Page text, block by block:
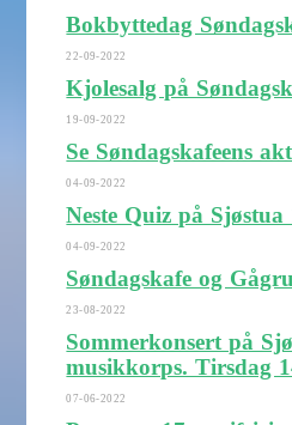
Bokbyttedag
22-09-2022
Kjolesalg på
19-09-2022
Se Søndagskafeens
04-09-2022
Neste Quiz på Sjøstua
04-09-2022
Søndagskafe og
23-08-2022
Sommerkonsert på
musikkorps. Tirsdag
07-06-2022